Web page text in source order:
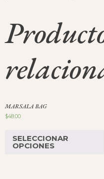
MARSALA BAG
$48.00
SELECCIONAR
OPCIONES